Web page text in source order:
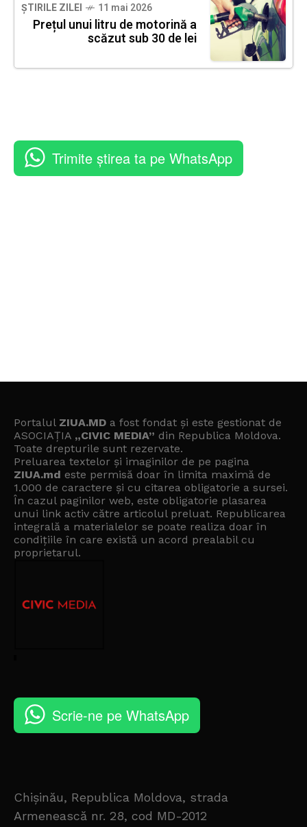
ȘTIRILE ZILEI 11 mai 2026
Prețul unui litru de motorină a
scăzut sub 30 de lei
Trimite știrea ta pe WhatsApp
Portalul ZIUA.MD a fost fondat și este gestionat de
ASOCIAȚIA „CIVIC MEDIA” din Republica Moldova.
Toate drepturile sunt rezervate.
Preluarea textelor și imaginilor de pe pagina
ZIUA.md este permisă doar în limita maximă de
1.000 de caractere și cu citarea obligatorie a sursei.
În cazul paginilor web, este obligatorie plasarea
unui link activ către articolul preluat. Republicarea
integrală a materialelor se poate realiza doar în
condițiile în care există un acord prealabil cu
proprietarul.
Scrie-ne pe WhatsApp
Chișinău, Republica Moldova, strada
Armenească nr. 28, cod MD-2012